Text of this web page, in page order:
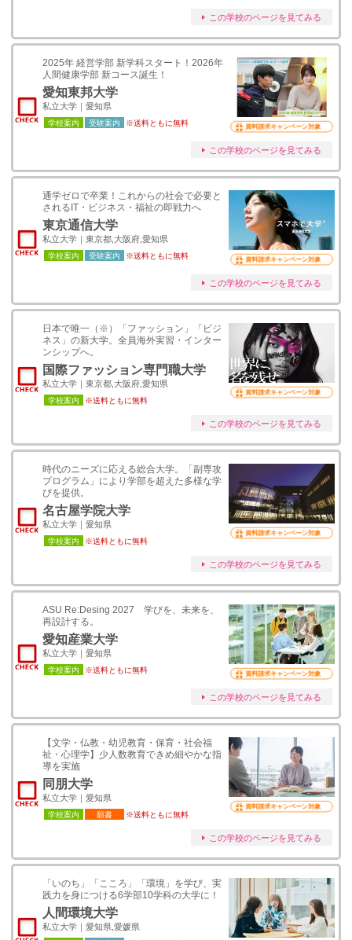
この学校のページを見てみる
2025年 経営学部 新学科スタート！2026年
人間健康学部 新コース誕生！
愛知東邦大学
私立大学｜愛知県
学校案内 受験案内 ※送料ともに無料 資料請求キャンペーン対象
この学校のページを見てみる
通学ゼロで卒業！これからの社会で必要と
されるIT・ビジネス・福祉の即戦力へ
東京通信大学
私立大学｜東京都,大阪府,愛知県
学校案内 受験案内 ※送料ともに無料 資料請求キャンペーン対象
この学校のページを見てみる
日本で唯一（※）「ファッション」「ビジ
ネス」の新大学。全員海外実習・インター
ンシップへ。
国際ファッション専門職大学
私立大学｜東京都,大阪府,愛知県
学校案内 ※送料ともに無料
資料請求キャンペーン対象
この学校のページを見てみる
時代のニーズに応える総合大学。「副専攻
プログラム」により学部を超えた多様な学
びを提供。
名古屋学院大学
私立大学｜愛知県
学校案内 ※送料ともに無料
資料請求キャンペーン対象
この学校のページを見てみる
ASU Re:Desing 2027 学びを、未来を、
再設計する。
愛知産業大学
私立大学｜愛知県
学校案内 ※送料ともに無料 資料請求キャンペーン対象
この学校のページを見てみる
【文学・仏教・幼児教育・保育・社会福
祉・心理学】少人数教育できめ細やかな指
導を実施
同朋大学
私立大学｜愛知県
学校案内 願書 ※送料ともに無料
資料請求キャンペーン対象
この学校のページを見てみる
「いのち」「こころ」「環境」を学び、実
践力を身につける6学部10学科の大学に！
人間環境大学
私立大学｜愛知県,愛媛県